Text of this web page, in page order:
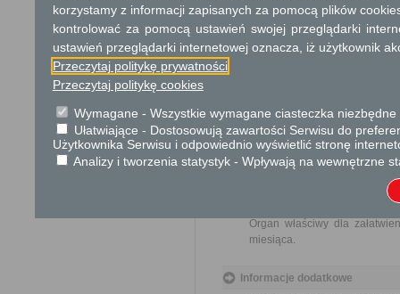
Opłata
Skargi są wolne od opłat.
Skargi i wnioski
Przedmiotem skargi może
pracowników, naruszenie
spraw. Przedmiotem
Organ właściwy dla
miesiąca.
Informacje dodatkowe
korzystamy z informacji zapisanych za pomocą plików
kontrolować za pomocą ustawień swojej przeglądarki
ustawień przeglądarki internetowej oznacza, iż użytkownik
Przeczytaj politykę prywatności
Przeczytaj politykę cookies
Wymagane - Wszystkie wymagane ciasteczka
Ułatwiające - Dostosowują zawartości Serwisu do
Użytkownika Serwisu i odpowiednio wyświetlić stronę
Analizy i tworzenia statystyk - Wpływają na wewnętrzne